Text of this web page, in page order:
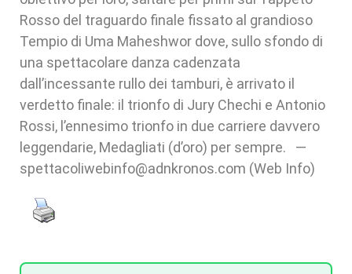
Rosso del traguardo finale fissato al grandioso
Tempio di Uma Maheshwor dove, sullo sfondo di
una spettacolare danza cadenzata
dall’incessante rullo dei tamburi, è arrivato il
verdetto finale: il trionfo di Jury Chechi e Antonio
Rossi, l’ennesimo trionfo in due carriere davvero
leggendarie, Medagliati (d’oro) per sempre. —
spettacoliwebinfo@adnkronos.com (Web Info)